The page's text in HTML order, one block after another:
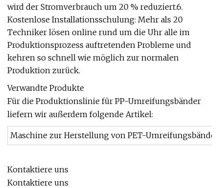
wird der Stromverbrauch um 20 % reduziert.6.
Kostenlose Installationsschulung: Mehr als 20
Techniker lösen online rund um die Uhr alle im
Produktionsprozess auftretenden Probleme und
kehren so schnell wie möglich zur normalen
Produktion zurück.
Verwandte Produkte
Für die Produktionslinie für PP-Umreifungsbänder
liefern wir außerdem folgende Artikel:
Maschine zur Herstellung von PET-
Kontaktiere uns
Kontaktiere uns